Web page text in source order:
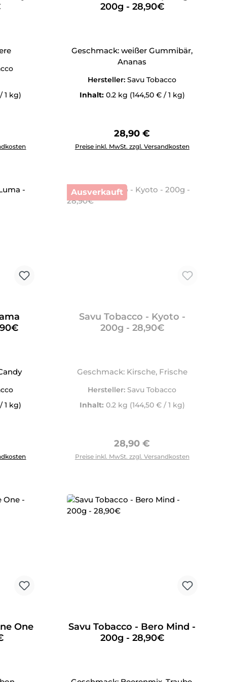
um die Anzahl zu erhöhen oder zu reduzieren.
1 kg)
Wert ein oder benutze die Schaltflächen um
200g - 28,90€
Geschmack: weißer Gummibär,
Ananas
Hersteller:Savu Tobacco
Inhalt: 0.2 kg (144,50 € / 1 kg)
Regulärer Preis:
28,90 €
Preise inkl. MwSt. zzgl. Versandkosten
Produkt Anzahl: Gib den gewünschten
um die Anzahl zu erhöhen oder zu reduzieren.
1 kg)
Wert ein oder benutze die Schaltflächen um
Ausverkauft
Savu Tobacco - Kyoto -
200g - 28,90€
Geschmack: Kirsche, Frische
Hersteller: Savu Tobacco
Inhalt: 0.2 kg (144,50 € / 1 kg)
Regulärer Preis:
28,90 €
Preise inkl. MwSt. zzgl. Versandkosten
One
Savu Tobacco - Bero Mind -
200g - 28,90€